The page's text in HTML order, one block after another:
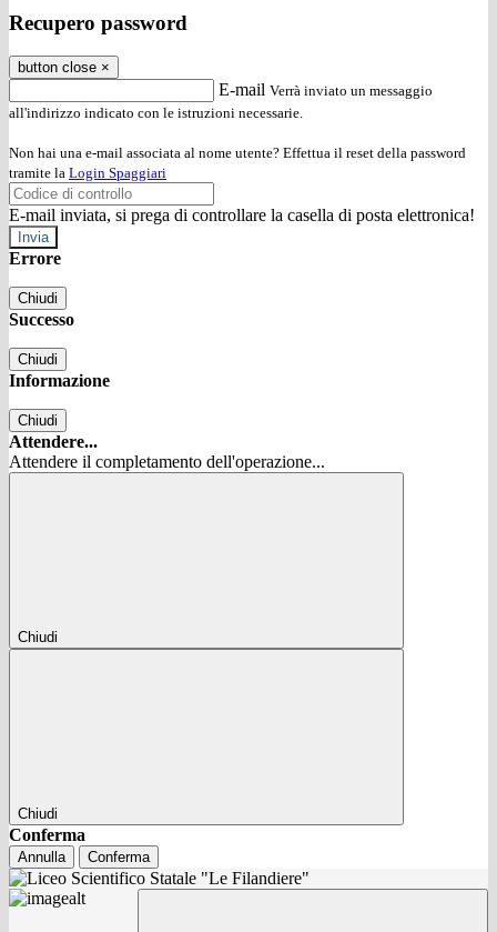
Recupero password
button close ×
E-mail Verrà inviato un messaggio
all'indirizzo indicato con le istruzioni necessarie.
Non hai una e-mail associata al nome utente? Effettua il reset della password
tramite la Login Spaggiari
E-mail inviata, si prega di controllare la casella di posta elettronica!
Errore
Chiudi
Successo
Chiudi
Informazione
Chiudi
Attendere...
Attendere il completamento dell'operazione...
Chiudi
Chiudi
Conferma
Annulla Conferma